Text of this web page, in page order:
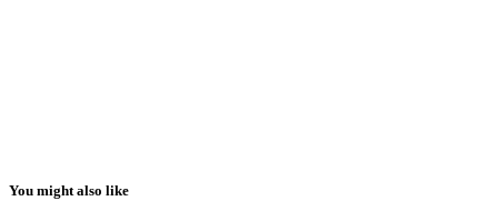
You might also like